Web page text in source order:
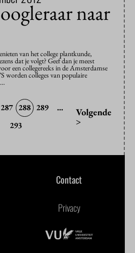
naar
van het college plantkunde,
dat je volgt? Geef dan je meest
een collegereeks in de Amsterdamse
worden colleges van populaire
287 288 289
...
293
Volgende
>
Contact
Privacy